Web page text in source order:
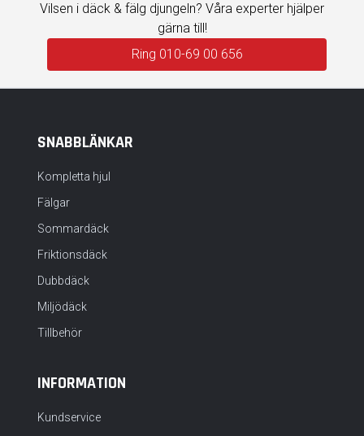
Vilsen i däck & fälg djungeln? Våra experter hjälper
gärna till!
Ring 010-69 00 656
SNABBLÄNKAR
Kompletta hjul
Fälgar
Sommardäck
Friktionsdäck
Dubbdäck
Miljödäck
Tillbehör
INFORMATION
Kundservice